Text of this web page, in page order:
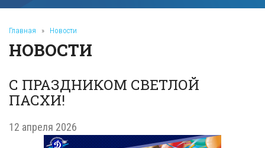
Главная » Новости
НОВОСТИ
С ПРАЗДНИКОМ СВЕТЛОЙ
ПАСХИ!
12 апреля 2026